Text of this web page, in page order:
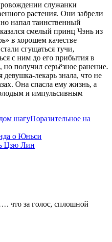
служанки
растения. Они забрели
напал таинственный
смелый принц Чэнь из
в хорошем качестве
сгущаться тучи,
с ним до его прибытия в
получил серьёзное ранение.
девушка-лекарь знала, что не
Она спасла ему жизнь, а
и импульсивным
Поразительное на
о Юньси
Цзю Лин
что за голос, сплошной